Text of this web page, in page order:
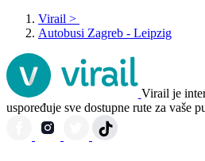
Virail >
Autobusi Zagreb - Leipzig
Virail je
uspoređuje sve dostupne rute za vaše